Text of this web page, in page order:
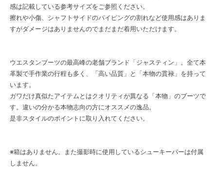
感は記載している参考サイズをご参照ください。
擦れや小傷、シャフトサイドのパイピングの割れなど使用感はありま
すがダメージはありませんのでまだまだ着用いただけます。
ウエスタンブーツの最高峰の老舗ブランド「ジャスティン」。全て本
革製で手作業の行程も多く、「高い品質」と「本物の貫禄」を持って
います。
ガワだけ真似たアイテムとはクオリティが異なる「本物」のブーツで
す。違いの分かる本物志向の方にオススメの逸品。
是非スタイルのポイントに取り入れてください。
※箱はありません。また撮影時に使用しているシューキーパーは付属
しません。